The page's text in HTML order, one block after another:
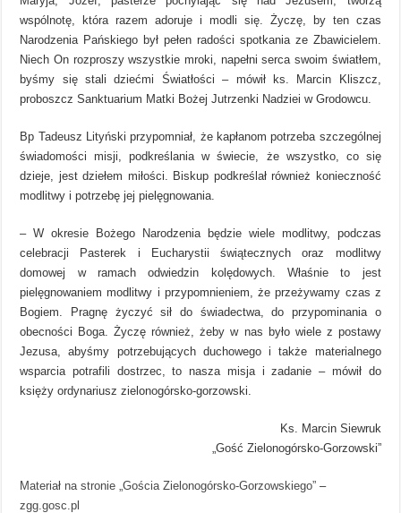
wspólnotę, która razem adoruje i modli się. Życzę, by ten czas
Narodzenia Pańskiego był pełen radości spotkania ze Zbawicielem.
Niech On rozproszy wszystkie mroki, napełni serca swoim światłem,
byśmy się stali dziećmi Światłości – mówił ks. Marcin Kliszcz,
proboszcz Sanktuarium Matki Bożej Jutrzenki Nadziei w Grodowcu.
Bp Tadeusz Lityński przypomniał, że kapłanom potrzeba szczególnej
świadomości misji, podkreślania w świecie, że wszystko, co się
dzieje, jest dziełem miłości. Biskup podkreślał również konieczność
modlitwy i potrzebę jej pielęgnowania.
– W okresie Bożego Narodzenia będzie wiele modlitwy, podczas
celebracji Pasterek i Eucharystii świątecznych oraz modlitwy
domowej w ramach odwiedzin kolędowych. Właśnie to jest
pielęgnowaniem modlitwy i przypomnieniem, że przeżywamy czas z
Bogiem. Pragnę życzyć sił do świadectwa, do przypominania o
obecności Boga. Życzę również, żeby w nas było wiele z postawy
Jezusa, abyśmy potrzebujących duchowego i także materialnego
wsparcia potrafili dostrzec, to nasza misja i zadanie – mówił do
księży ordynariusz zielonogórsko-gorzowski.
Ks. Marcin Siewruk
„Gość Zielonogórsko-Gorzowski”
Materiał na stronie „Gościa Zielonogórsko-Gorzowskiego” –
zgg.gosc.pl